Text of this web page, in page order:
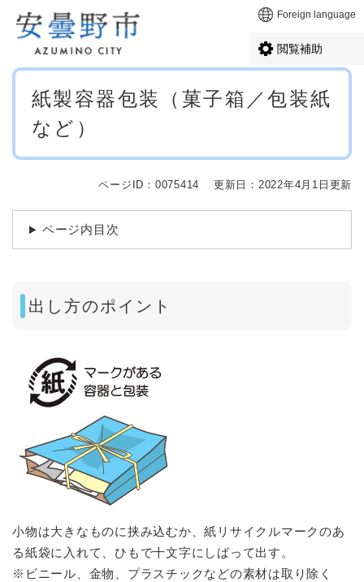
メニューを飛ばして本文へ Foreign language
閲覧補助
本
紙製容器包装（菓子箱／包装紙
など）
ページID：0075414 更新日：2022年4月1日更新
ページ内目次
出し方のポイント
小物は大きなものに挟み込むか、紙リサイクルマークのあ
る紙袋に入れて、ひもで十文字にしばって出す。
※ビニール、金物、プラスチックなどの素材は取り除く